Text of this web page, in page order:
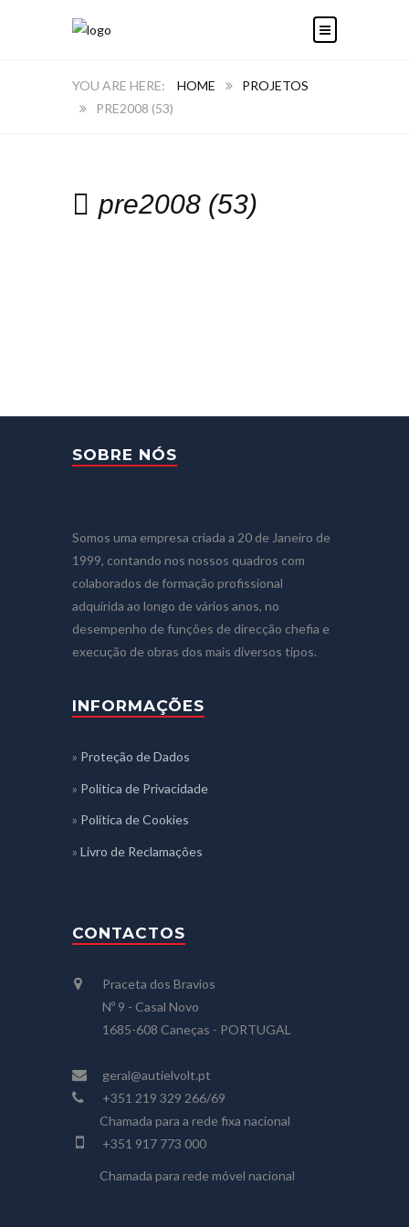
HOME
PROJETOS
PRE2008 (53)
pre2008 (53)
SOBRE NÓS
Somos uma empresa criada a 20 de Janeiro de
1999, contando nos nossos quadros com
colaborados de formação profissional
adquirida ao longo de vários anos, no
desempenho de funções de direcção chefia e
execução de obras dos mais diversos tipos.
INFORMAÇÕES
» Proteção de Dados
» Política de Privacidade
» Política de Cookies
» Livro de Reclamações
CONTACTOS
Praceta dos Bravios
Nº 9 - Casal Novo
1685-608 Caneças - PORTUGAL
geral@autielvolt.pt
+351 219 329 266/69
Chamada para a rede fixa nacional
+351 917 773 000
Chamada para rede móvel nacional